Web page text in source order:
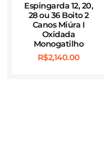
Espingarda 12, 20,
28 ou 36 Boito 2
Canos Miúra I
Oxidada
Monogatilho
R$2,140.00